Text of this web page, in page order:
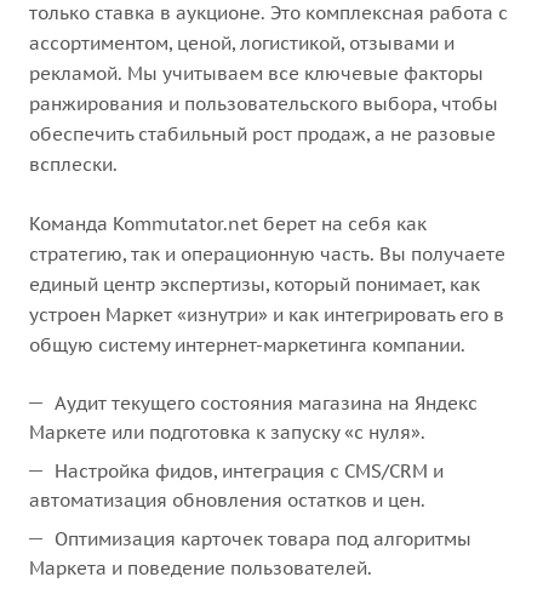
только ставка в аукционе. Это комплексная работа с
ассортиментом, ценой, логистикой, отзывами и
рекламой. Мы учитываем все ключевые факторы
ранжирования и пользовательского выбора, чтобы
обеспечить стабильный рост продаж, а не разовые
всплески.
Команда Kommutator.net берет на себя как
стратегию, так и операционную часть. Вы получаете
единый центр экспертизы, который понимает, как
устроен Маркет «изнутри» и как интегрировать его в
общую систему интернет-маркетинга компании.
Аудит текущего состояния магазина на Яндекс
Маркете или подготовка к запуску «с нуля».
Настройка фидов, интеграция с CMS/CRM и
автоматизация обновления остатков и цен.
Оптимизация карточек товара под алгоритмы
Маркета и поведение пользователей.